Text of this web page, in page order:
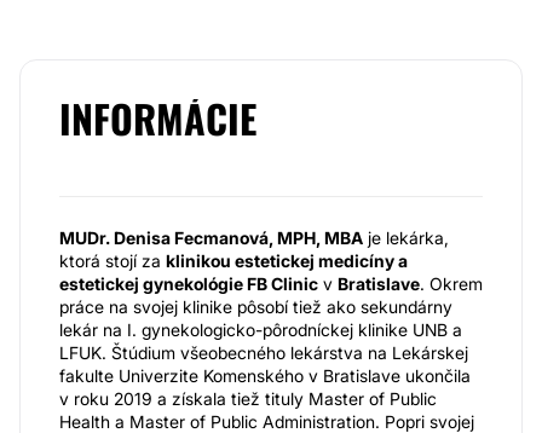
INFORMÁCIE
MUDr. Denisa Fecmanová, MPH, MBA je lekárka,
ktorá stojí za klinikou estetickej medicíny a
estetickej gynekológie FB Clinic v Bratislave. Okrem
práce na svojej klinike pôsobí tiež ako sekundárny
lekár na I. gynekologicko-pôrodníckej klinike UNB a
LFUK. Štúdium všeobecného lekárstva na Lekárskej
fakulte Univerzite Komenského v Bratislave ukončila
v roku 2019 a získala tiež tituly Master of Public
Health a Master of Public Administration. Popri svojej